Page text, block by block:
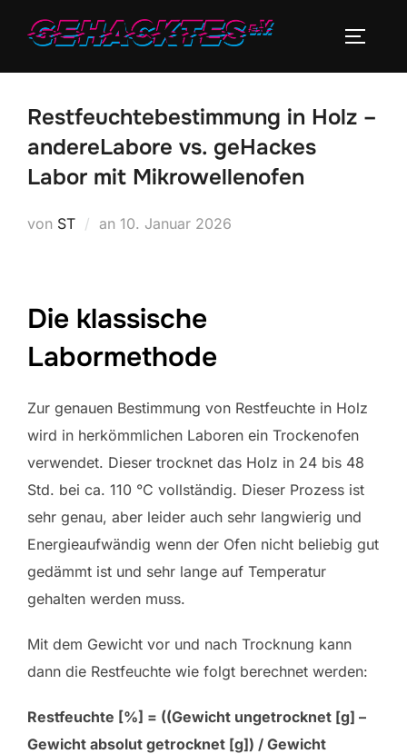
Inhalt
Restfeuchtebestimmung in Holz –
andereLabore vs. geHackes
Labor mit Mikrowellenofen
von ST an Veröffentlicht
10. Januar 2026
Die klassische
Labormethode
Zur genauen Bestimmung von Restfeuchte in Holz
wird in herkömmlichen Laboren ein Trockenofen
verwendet. Dieser trocknet das Holz in 24 bis 48
Std. bei ca. 110 °C vollständig. Dieser Prozess ist
sehr genau, aber leider auch sehr langwierig und
Energieaufwändig wenn der Ofen nicht beliebig gut
gedämmt ist und sehr lange auf Temperatur
gehalten werden muss.
Mit dem Gewicht vor und nach Trocknung kann
dann die Restfeuchte wie folgt berechnet werden:
Restfeuchte [%] = ((Gewicht ungetrocknet [g] –
Gewicht absolut getrocknet [g]) / Gewicht